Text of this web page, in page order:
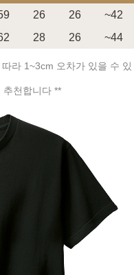
바로구매
26 26
~42
28 26 ~44
라 1~3cm 오차가 있을 수 있
추천합니다 **